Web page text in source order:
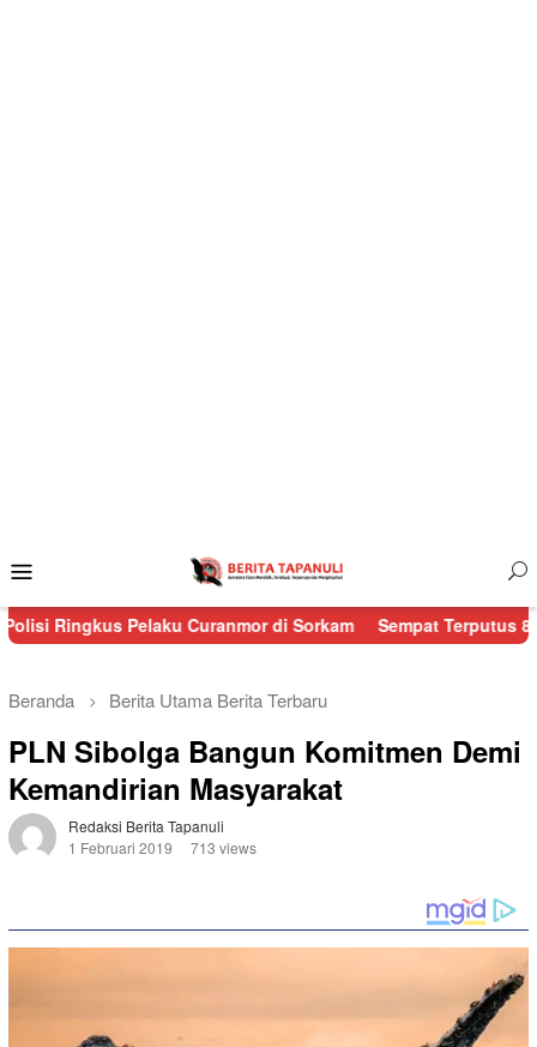
Mobile
Pelaku Curanmor di Sorkam Sempat Terputus 8 Titik, Jalur
Beranda Berita Utama Berita Terbaru
PLN Sibolga Bangun Komitmen Demi
Kemandirian Masyarakat
Redaksi Berita Tapanuli
1 Februari 2019
713 views